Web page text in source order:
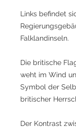
Links befindet
Falklandinseln.
Die britische
weht im Wind
Symbol der
britischer
Der Kontrast